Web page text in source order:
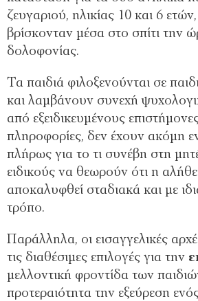
ζευγαριού, ηλικίας 10 και 6
βρίσκονταν μέσα στο σπίτι την
δολοφονίας.
Τα παιδιά φιλοξενούνται σε
και λαμβάνουν συνεχή
από εξειδικευμένους
πληροφορίες, δεν έχουν ακόμη
πλήρως για το τι συνέβη στη
ειδικούς να θεωρούν ότι η
αποκαλυφθεί σταδιακά και με
τρόπο.
Παράλληλα, οι εισαγγελικές
τις διαθέσιμες επιλογές για την
μελλοντική φροντίδα των
προτεραιότητα την εξεύρεση